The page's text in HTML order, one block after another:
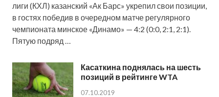
лиги (КХЛ) казанский «Ак Барс» укрепил свои позиции,
в гостях победив в очередном матче регулярного
чемпионата минское «Динамо» — 4:2 (0:0, 2:1, 2:1).
Пятую подряд …
Касаткина поднялась на шесть
позиций в рейтинге WTA
07.10.2019